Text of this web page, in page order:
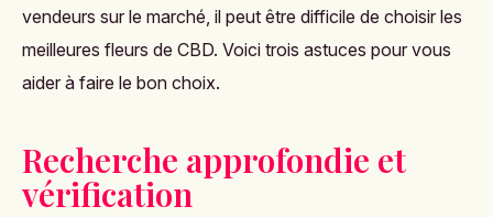
vendeurs sur le marché, il peut être difficile de choisir les
meilleures fleurs de CBD. Voici trois astuces pour vous
aider à faire le bon choix.
Recherche approfondie et
vérification